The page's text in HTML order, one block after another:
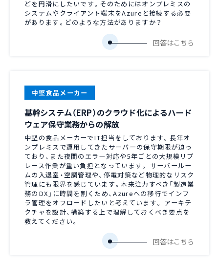
どを円滑にしたいです。そのためにはオンプレミスの
システムやクライアント端末をAzureと接続する必要
があります。どのような方法がありますか？
中堅食品メーカー
基幹システム（ERP）のクラウド化によるハード
ウェア保守業務からの解放
中堅の食品メーカーでIT担当をしております。長年オ
ンプレミスで運用してきたサーバーの保守期限が迫っ
ており、また夜間のエラー対応や5年ごとの大規模リプ
レース作業が重い負担となっています。 サーバールー
ムの入退室・空調管理や、停電対策など物理的なリスク
管理にも限界を感じています。本来注力すべき「製造業
務のDX」に時間を割くため、Azureへの移行でインフ
ラ管理をオフロードしたいと考えています。 アーキテ
クチャを設計、構築する上で理解しておくべき要点を
教えてください。